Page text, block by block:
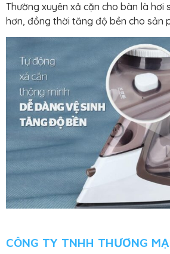
Thường xuyên xả cặn cho bàn là hơi
hơn, đồng thời tăng độ bền cho sản
CÔNG TY TNHH THƯƠNG